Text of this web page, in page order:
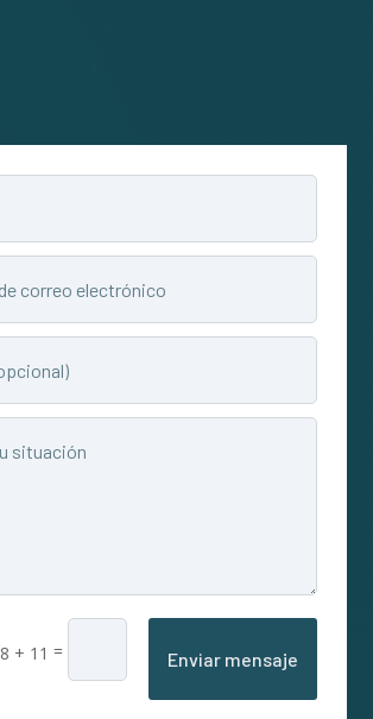
8 + 11 = Enviar mensaje